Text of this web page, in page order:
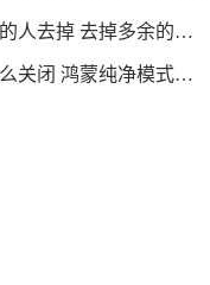
醒图怎么把多余的人去掉 去掉多余的人教程分享
鸿蒙纯净模式怎么关闭 鸿蒙纯净模式关不掉怎么办